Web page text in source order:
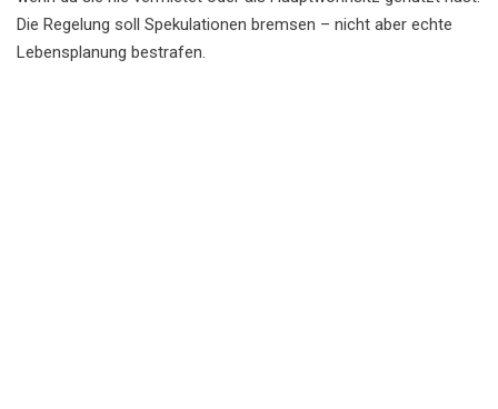
Die Regelung soll Spekulationen bremsen – nicht aber echte
Lebensplanung bestrafen.